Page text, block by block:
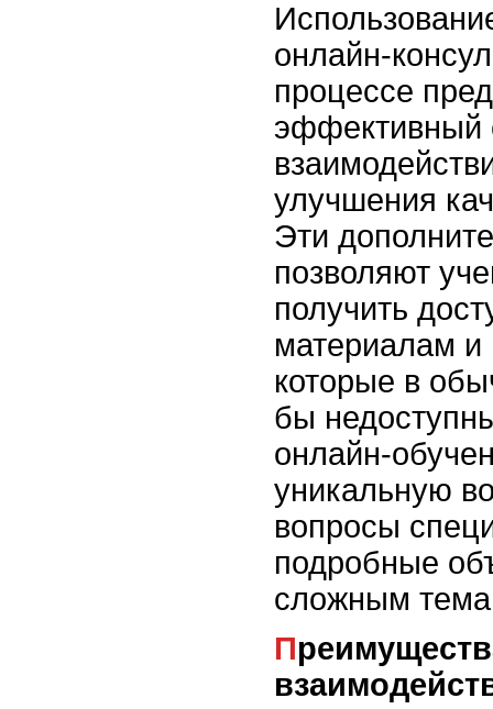
онлайн-
процессе
эффективный
улучшения
Эти
позволяют
получить
материалам и
которые в
бы
онлайн-
уникальную
вопросы
подробные
сложным
Преимущества онлайн-